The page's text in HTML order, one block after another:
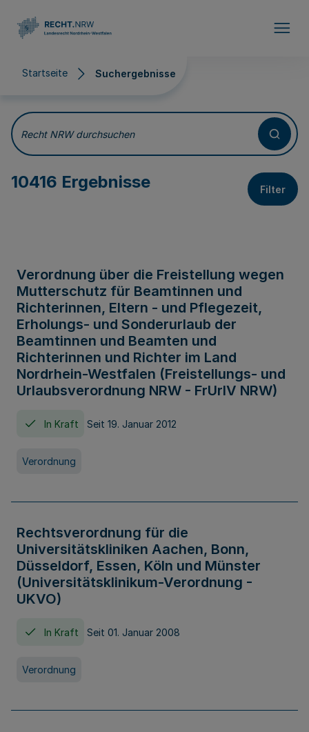
Startseite Suchergebnisse
Suchergebnisse
Recht NRW durchsuchen
10416 Ergebnisse Filter
Verordnung über die Freistellung wegen
Mutterschutz für Beamtinnen und
Richterinnen, Eltern - und Pflegezeit,
Erholungs- und Sonderurlaub der
Beamtinnen und Beamten und
Richterinnen und Richter im Land
Nordrhein-Westfalen (Freistellungs- und
Urlaubsverordnung NRW - FrUrlV NRW)
In Kraft Seit 19. Januar 2012
Verordnung
Rechtsverordnung für die
Universitätskliniken Aachen, Bonn,
Düsseldorf, Essen, Köln und Münster
(Universitätsklinikum-Verordnung -
UKVO)
In Kraft Seit 01. Januar 2008
Verordnung